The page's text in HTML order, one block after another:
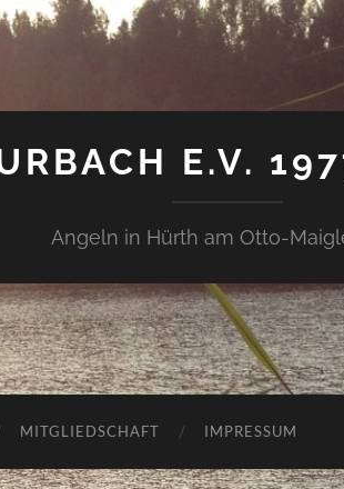
E.V.
Angeln in Hürth am Otto-
MITGLIEDSCHAFT IMPRESSUM